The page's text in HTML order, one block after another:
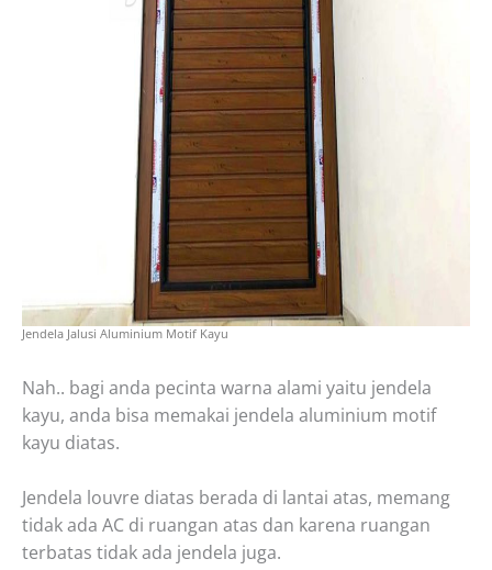
Jendela Jalusi Aluminium Motif Kayu
Nah.. bagi anda pecinta warna alami yaitu jendela
kayu, anda bisa memakai jendela aluminium motif
kayu diatas.
Jendela louvre diatas berada di lantai atas, memang
tidak ada AC di ruangan atas dan karena ruangan
terbatas tidak ada jendela juga.